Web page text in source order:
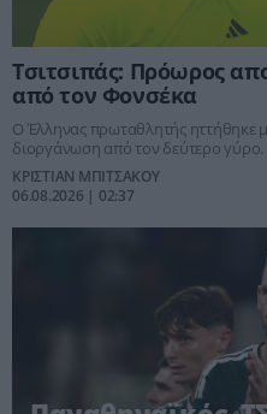
Τσιτσιπάς: Πρόωρος
από τον Φονσέκα
Ο Έλληνας πρωταθλητής ηττήθηκε
διοργάνωση από τον δεύτερο γύρο.
ΚΡΙΣΤΙΑΝ ΜΠΙΤΣΑΚΟΥ
06.08.2026 | 02:37